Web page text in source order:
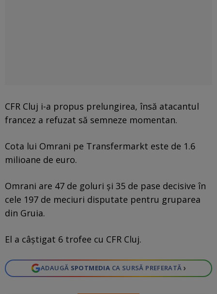
CFR Cluj i-a propus prelungirea, însă atacantul
francez a refuzat să semneze momentan.
Cota lui Omrani pe Transfermarkt este de 1.6
milioane de euro.
Omrani are 47 de goluri și 35 de pase decisive în
cele 197 de meciuri disputate pentru gruparea
din Gruia.
El a câștigat 6 trofee cu CFR Cluj.
ADAUGĂ SPOTMEDIA CA SURSĂ PREFERATĂ ›